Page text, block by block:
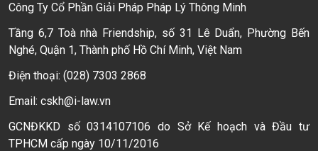
Công Ty Cổ Phần Giải Pháp Pháp Lý Thông Minh
Tầng 6,7 Toà nhà Friendship, số 31 Lê Duẩn, Phường Bến
Nghé, Quận 1, Thành phố Hồ Chí Minh, Việt Nam
Điện thoại: (028) 7303 2868
Email: cskh@i-law.vn
GCNĐKKD số 0314107106 do Sở Kế hoạch và Đầu tư
TPHCM cấp ngày 10/11/2016